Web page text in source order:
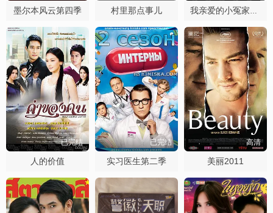
墨尔本风云第四季 村里那点事儿 我亲爱的小冤家2011
已完结
人的价值
已完结
实习医生第二季
高清
美丽2011